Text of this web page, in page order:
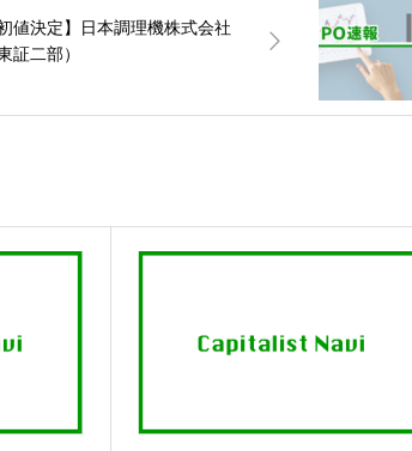
初値決定】日本調理機株式会社
東証二部）